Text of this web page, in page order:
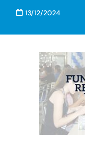
13/12/2024